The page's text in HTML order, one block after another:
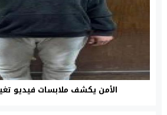
الأمن يكشف ملابسات فيديو